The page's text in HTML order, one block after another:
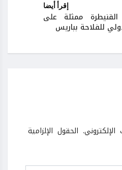
إقرأ أيضا
ممثلة على
للفلاحة بباريس
الحقول الإلزامية